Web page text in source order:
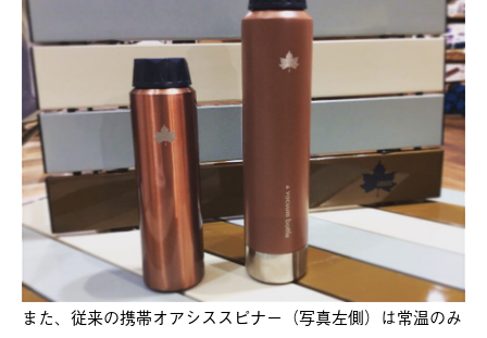
また、従来の携帯オアシススピナー（写真左側）は常温のみ